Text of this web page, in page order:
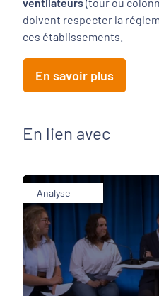
doivent respecter la
ces établissements.
En savoir plus
En lien avec
Analyse